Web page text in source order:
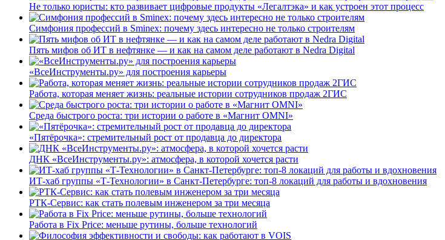
Не только юристы: кто развивает цифровые продукты «Легалтэка» и как устроен этот процесс
Симфония профессий в Sminex: почему здесь интересно не только строителям
Пять мифов об ИТ в нефтянке — и как на самом деле работают в Nedra Digital
«ВсеИнструменты.ру» для построения карьеры
Работа, которая меняет жизнь: реальные истории сотрудников продаж 2ГИС
Среда быстрого роста: три истории о работе в «Магнит OMNI»
«Пятёрочка»: стремительный рост от продавца до директора
ДНК «ВсеИнструменты.ру»: атмосфера, в которой хочется расти
ИТ-хаб группы «Т-Технологии» в Санкт-Петербурге: топ-8 локаций для работы и вдохновения
РТК-Сервис: как стать полевым инженером за три месяца
Работа в Fix Price: меньше рутины, больше технологий